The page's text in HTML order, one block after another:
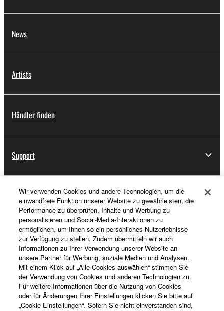
News
Artists
Händler finden
Support
Registrierung von „Yamaha Music ID“
Über Yamaha
Deutschland - German
Business
Wir verwenden Cookies und andere Technologien, um die
einwandfreie Funktion unserer Website zu gewährleisten, die
Performance zu überprüfen, Inhalte und Werbung zu
personalisieren und Social-Media-Interaktionen zu
ermöglichen, um Ihnen so ein persönliches Nutzerlebnisse
zur Verfügung zu stellen. Zudem übermitteln wir auch
Informationen zu Ihrer Verwendung unserer Website an
unsere Partner für Werbung, soziale Medien und Analysen.
Mit einem Klick auf „Alle Cookies auswählen“ stimmen Sie
der Verwendung von Cookies und anderen Technologien zu.
Für weitere Informationen über die Nutzung von Cookies
oder für Änderungen Ihrer Einstellungen klicken Sie bitte auf
„Cookie Einstellungen“. Sofern Sie nicht einverstanden sind,